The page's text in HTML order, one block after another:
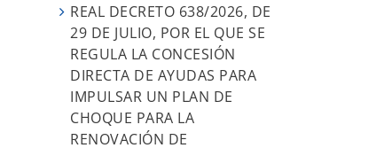
REAL DECRETO 638/2026, DE
29 DE JULIO, POR EL QUE SE
REGULA LA CONCESIÓN
DIRECTA DE AYUDAS PARA
IMPULSAR UN PLAN DE
CHOQUE PARA LA
RENOVACIÓN DE